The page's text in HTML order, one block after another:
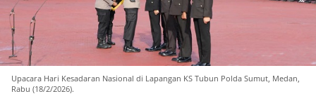
Upacara Hari Kesadaran Nasional di Lapangan KS Tubun Polda Sumut, Medan,
Rabu (18/2/2026).